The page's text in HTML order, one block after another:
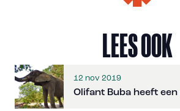
LEES OOK
12 nov 2019
Olifant Buba heeft